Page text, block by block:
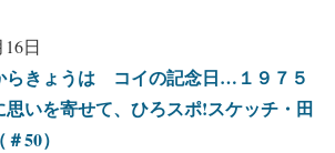
日
きょうは コイの記念日…１９７５
思いを寄せて、ひろスポ!スケッチ・田
50）